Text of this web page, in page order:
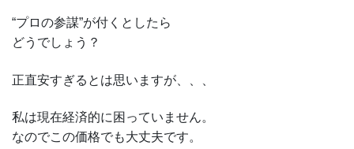
“プロの参謀”が付くとしたら
どうでしょう？
正直安すぎるとは思いますが、、、
私は現在経済的に困っていません。
なのでこの価格でも大丈夫です。